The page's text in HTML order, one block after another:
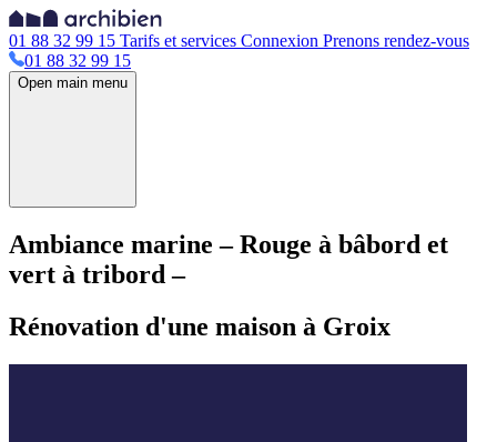
01 88 32 99 15 Tarifs et services Connexion Prenons rendez-vous
01 88 32 99 15
Open main menu
Ambiance marine – Rouge à bâbord et
vert à tribord –
Rénovation d'une maison à Groix